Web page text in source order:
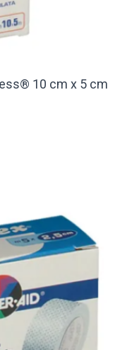
10 cm x 5 cm